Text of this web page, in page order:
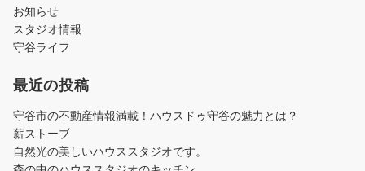
お知らせ
スタジオ情報
守谷ライフ
最近の投稿
守谷市の不動産情報満載！ハウスドゥ守谷の魅力とは？
薪ストーブ
自然光の美しいハウススタジオです。